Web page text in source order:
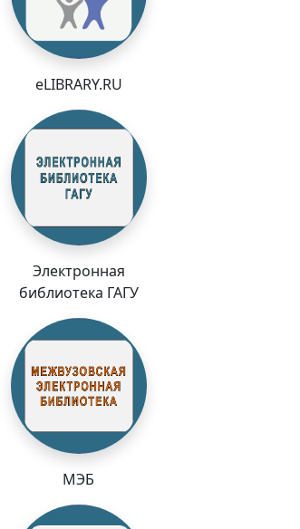
eLIBRARY.RU
Электронная
библиотека ГАГУ
МЭБ